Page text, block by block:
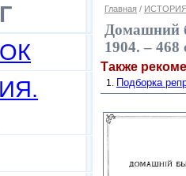
Главная /
Домашний
1904. – 468
Также
Подборка